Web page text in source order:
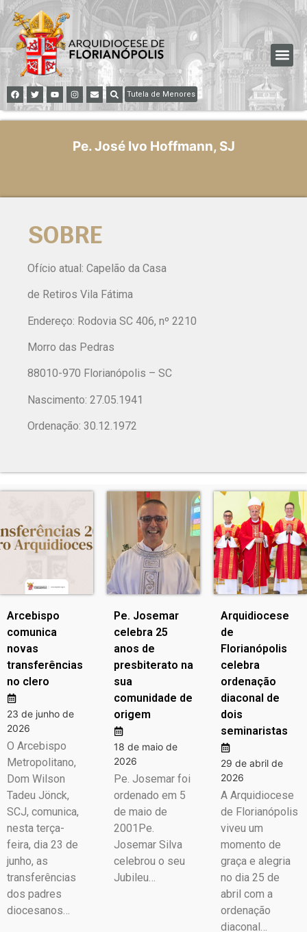
Tutela de Menores
Pe. José Ivo Hoffmann, SJ
SOBRE
Ofício atual: Capelão da Casa
de Retiros Vila Fátima
Endereço: Rodovia SC 406, nº 2210
Morro das Pedras
88010-970 Florianópolis – SC
Nascimento: 27.05.1941
Ordenação: 30.12.1972
Arcebispo
comunica
novas
transferências
no clero
23 de junho de
2026
O Arcebispo
Metropolitano,
Dom Wilson
Tadeu Jönck,
SCJ, comunica,
nesta terça-
feira, dia 23 de
junho, as
transferências
dos padres
diocesanos…
Pe. Josemar
celebra 25
anos de
presbiterato na
sua
comunidade de
origem
18 de maio de
2026
Pe. Josemar foi
ordenado em 5
de maio de
2001Pe.
Josemar Silva
celebrou o seu
Jubileu…
Arquidiocese
de
Florianópolis
celebra
ordenação
diaconal de
dois
seminaristas
29 de abril de
2026
A Arquidiocese
de Florianópolis
viveu um
momento de
graça e alegria
no dia 25 de
abril com a
ordenação
diaconal…